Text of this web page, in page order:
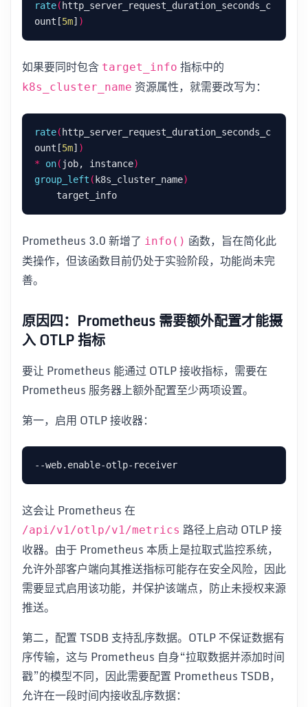
rate(http_server_request_duration_seconds_c
ount[5m] )
如果要同时包含 target_info 指标中的
k8s_cluster_name 资源属性，就需要改写为：
rate(http_server_request_duration_seconds_c
ount[5m] )
*
on( job, instance)
group_left (k8s_cluster_name)
Prometheus 3.0 新增了 info() 函数，旨在简化此
类操作，但该函数目前仍处于实验阶段，功能尚未完
善。
原因四：Prometheus 需要额外配置才能摄
入 OTLP 指标
要让 Prometheus 能通过 OTLP 接收指标，需要在
Prometheus 服务器上额外配置至少两项设置。
第一，启用 OTLP 接收器：
这会让 Prometheus 在
/api/v1/otlp/v1/metrics 路径上启动 OTLP 接
收器。由于 Prometheus 本质上是拉取式监控系统，
允许外部客户端向其推送指标可能存在安全风险，因此
需要显式启用该功能，并保护该端点，防止未授权来源
推送。
第二，配置 TSDB 支持乱序数据。OTLP 不保证数据有
序传输，这与 Prometheus 自身“拉取数据并添加时间
戳”的模型不同，因此需要配置 Prometheus TSDB，
允许在一段时间内接收乱序数据：